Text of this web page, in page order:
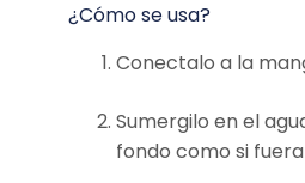
¿Cómo se usa?
Conectalo a la
Sumergilo en el
fondo como si